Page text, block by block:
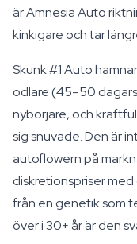
är Amnesia Auto
kinkigare och tar
Skunk #1 Auto
odlare (45–50
nybörjare, och
sig snuvade. Den är
autoflowern på
diskretionspriser
från en genetik som
över i 30+ år är den